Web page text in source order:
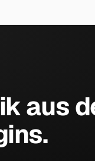
aus